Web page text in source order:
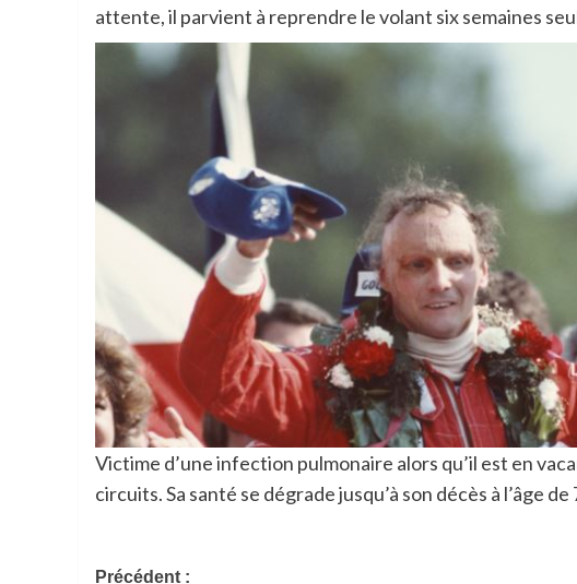
attente, il parvient à reprendre le volant six semaines
Victime d’une infection pulmonaire alors qu’il est en
circuits. Sa santé se dégrade jusqu’à son décès à l’âge de
Précédent :